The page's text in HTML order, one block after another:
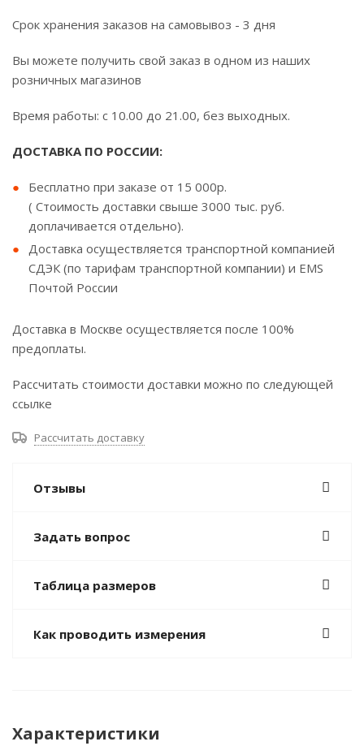
Срок хранения заказов на самовывоз - 3 дня
Вы можете получить свой заказ в одном из наших
розничных магазинов
Время работы: с 10.00 до 21.00, без выходных.
ДОСТАВКА ПО РОССИИ:
Бесплатно при заказе от 15 000р.
( Стоимость доставки свыше 3000 тыс. руб.
доплачивается отдельно).
Доставка осуществляется транспортной компанией
СДЭК (по тарифам транспортной компании) и EMS
Почтой России
Доставка в Москве осуществляется после 100%
предоплаты.
Рассчитать стоимости доставки можно по следующей
ссылке
Рассчитать доставку
Отзывы
Задать вопрос
Таблица размеров
Как проводить измерения
Характеристики